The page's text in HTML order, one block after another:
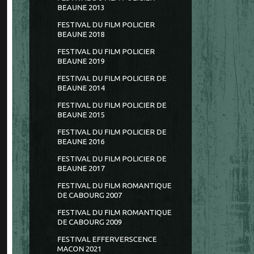
BEAUNE 2013
FESTIVAL DU FILM POLICIER
BEAUNE 2018
FESTIVAL DU FILM POLICIER
BEAUNE 2019
FESTIVAL DU FILM POLICIER DE
BEAUNE 2014
FESTIVAL DU FILM POLICIER DE
BEAUNE 2015
FESTIVAL DU FILM POLICIER DE
BEAUNE 2016
FESTIVAL DU FILM POLICIER DE
BEAUNE 2017
FESTIVAL DU FILM ROMANTIQUE
DE CABOURG 2007
FESTIVAL DU FILM ROMANTIQUE
DE CABOURG 2009
FESTIVAL EFFERVERSCENCE
MACON 2021